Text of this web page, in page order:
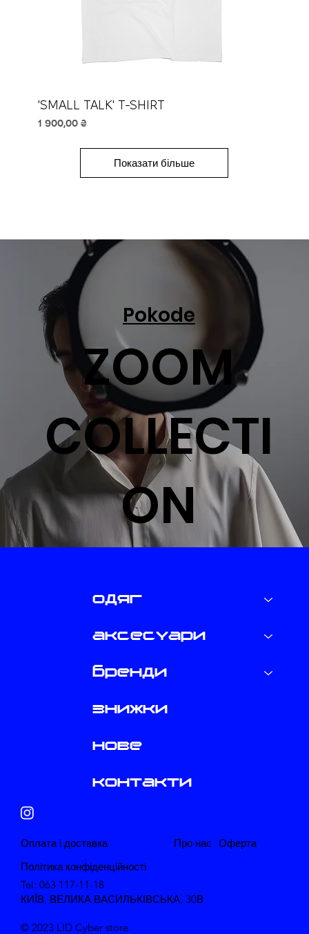
'SMALL TALK' T-SHIRT
Ціна
1 900,00 ₴
Показати більше
Pokode
ZOOM
COLLECTI
ON
одяг
аксесуари
бренди
знижки
нове
контакти
Tel: 063 117-11-18
КИЇВ, ВЕЛИКА ВАСИЛЬКІВСЬКА, 30В
© 2023 LID Cyber store.
​Оплата і доставка ​Оферта
Про нас
Політика конфіденційності